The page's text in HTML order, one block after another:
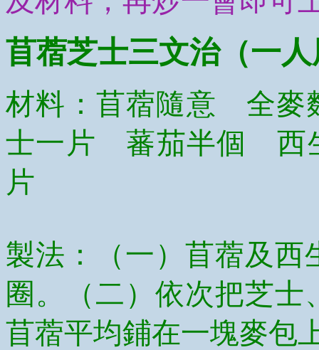
苜蓿芝士三文治（一
材料：苜蓿隨意 全
士一片 蕃茄半個 西
片
製法：（一）苜蓿及西
圈。（二）依次把芝
苜蓿平均鋪在一塊麥包